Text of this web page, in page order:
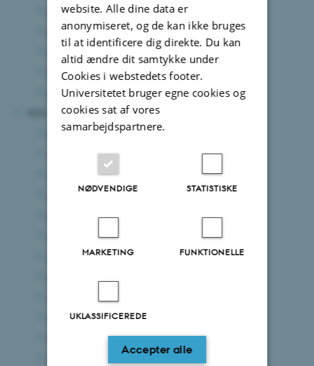
maj 2025(8 poster)
april 2025(5 poster)
februar 2025(11 poster)
januar 2025(8 poster)
december 2024(7 poster)
november 2024(3 poster)
oktober 2024(7 poster)
september 2024(5 poster)
(8 poster)
(8 poster)
juni 2024(8 poster)
marts 2024(7 poster)
(1 post)
(8 poster)
website. Alle dine data er
anonymiseret, og de kan ikke bruges
til at identificere dig direkte. Du kan
altid ændre dit samtykke under
Cookies i webstedets footer.
Universitetet bruger egne cookies og
cookies sat af vores
samarbejdspartnere.
NØDVENDIGE STATISTISKE
MARKETING FUNKTIONELLE
UKLASSIFICEREDE
Accepter alle